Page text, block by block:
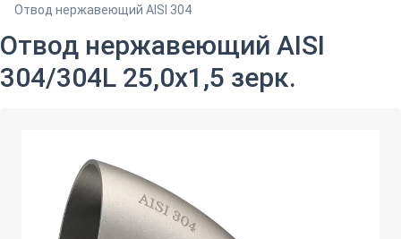
Отвод нержавеющий AISI 304
Отвод нержавеющий AISI
304/304L 25,0х1,5 зерк.